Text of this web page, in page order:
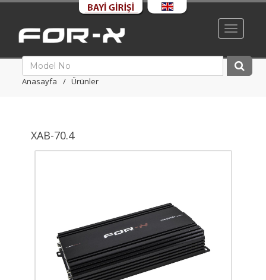
Toggle
Anasayfa Ürünler
XAB-70.4